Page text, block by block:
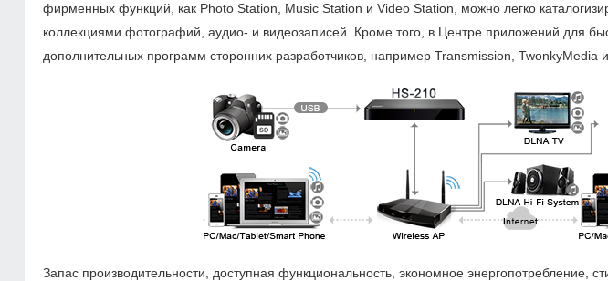
фирменных функций, как Photo Station, Music Station и Video Station, можно легко
коллекциями фотографий, аудио- и видеозаписей. Кроме того, в Центре приложений для
дополнительных программ сторонних разработчиков, например Transmission, TwonkyMedia
Запас производительности, доступная функциональность, экономное энергопотребление,